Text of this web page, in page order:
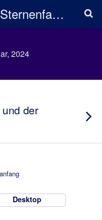
Willkommen bei Sternenfarben
2024
der
Desktop